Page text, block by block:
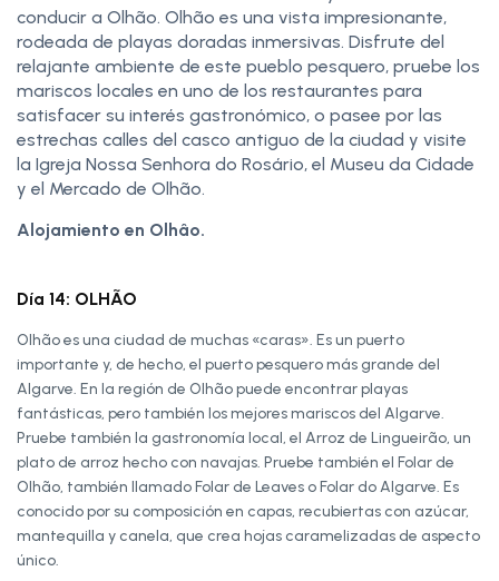
conducir a Olhão. Olhão es una vista impresionante,
rodeada de playas doradas inmersivas. Disfrute del
relajante ambiente de este pueblo pesquero, pruebe los
mariscos locales en uno de los restaurantes para
satisfacer su interés gastronómico, o pasee por las
estrechas calles del casco antiguo de la ciudad y visite
la Igreja Nossa Senhora do Rosário, el Museu da Cidade
y el Mercado de Olhão.
Alojamiento en Olhâo.
Día 14: OLHÃO
Olhão es una ciudad de muchas «caras». Es un puerto
importante y, de hecho, el puerto pesquero más grande del
Algarve. En la región de Olhão puede encontrar playas
fantásticas, pero también los mejores mariscos del Algarve.
Pruebe también la gastronomía local, el Arroz de Lingueirão, un
plato de arroz hecho con navajas. Pruebe también el Folar de
Olhão, también llamado Folar de Leaves o Folar do Algarve. Es
conocido por su composición en capas, recubiertas con azúcar,
mantequilla y canela, que crea hojas caramelizadas de aspecto
único.